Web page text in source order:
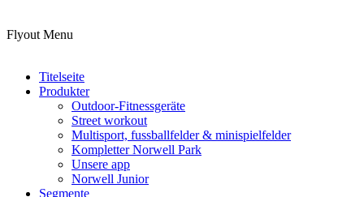
Flyout Menu
Titelseite
Produkter
Outdoor-Fitnessgeräte
Street workout
Multisport, fussballfelder & minispielfelder
Kompletter Norwell Park
Unsere app
Norwell Junior
Segmente